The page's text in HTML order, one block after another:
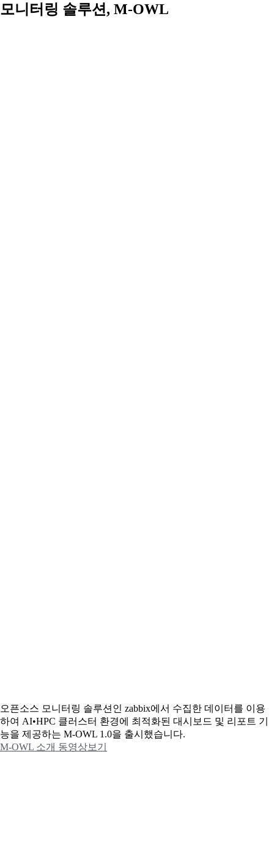
모니터링 솔루션, M-OWL
오픈소스 모니터링 솔루션인 zabbix에서 수집한 데이터를 이용
하여 AI•HPC 클러스터 환경에 최적화된 대시보드 및 리포트 기
능을 제공하는 M-OWL 1.0을 출시했습니다.
M-OWL 소개 동영상보기